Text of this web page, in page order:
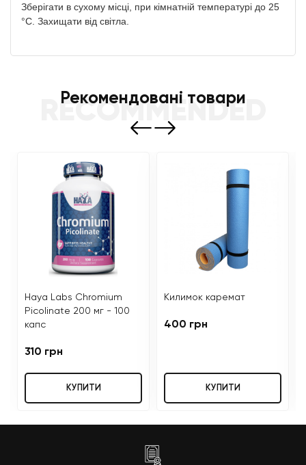
Зберігати в сухому місці, при кімнатній температурі до 25
°C. Захищати від світла.
RECOMMENDED
Рекомендовані товари
Haya Labs Chromium
Picolinate 200 мг - 100
капс
310 грн
КУПИТИ
Килимок каремат
400 грн
КУПИТИ